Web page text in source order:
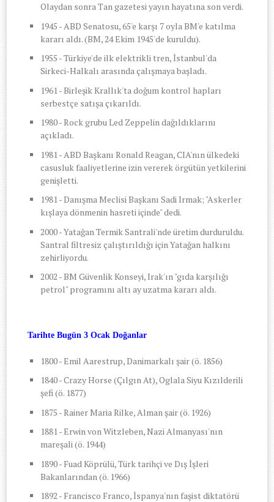
Olaydan sonra Tan gazetesi yayın hayatına son verdi.
1945 - ABD Senatosu, 65'e karşı 7 oyla BM'e katılma
kararı aldı. (BM, 24 Ekim 1945'de kuruldu).
1955 - Türkiye'de ilk elektrikli tren, İstanbul'da
Sirkeci-Halkalı arasında çalışmaya başladı.
1961 - Birleşik Krallık'ta doğum kontrol hapları
serbestçe satışa çıkarıldı.
1980 - Rock grubu Led Zeppelin dağıldıklarını
açıkladı.
1981 - ABD Başkanı Ronald Reagan, CIA'nın ülkedeki
casusluk faaliyetlerine izin vererek örgütün yetkilerini
genişletti.
1981 - Danışma Meclisi Başkanı Sadi Irmak; "Askerler
kışlaya dönmenin hasreti içinde" dedi.
2000 - Yatağan Termik Santrali'nde üretim durduruldu.
Santral filtresiz çalıştırıldığı için Yatağan halkını
zehirliyordu.
2002 - BM Güvenlik Konseyi, Irak'ın "gıda karşılığı
petrol" programını altı ay uzatma kararı aldı.
Tarihte Bugün 3 Ocak Doğanlar
1800 - Emil Aarestrup, Danimarkalı şair (ö. 1856)
1840 - Crazy Horse (Çılgın At), Oglala Siyu Kızılderili
şefi (ö. 1877)
1875 - Rainer Maria Rilke, Alman şair (ö. 1926)
1881 - Erwin von Witzleben, Nazi Almanyası'nın
mareşali (ö. 1944)
1890 - Fuad Köprülü, Türk tarihçi ve Dış İşleri
Bakanlarından (ö. 1966)
1892 - Francisco Franco, İspanya'nın faşist diktatörü